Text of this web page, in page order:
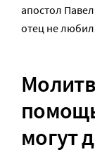
апостол
отец не любил
могут